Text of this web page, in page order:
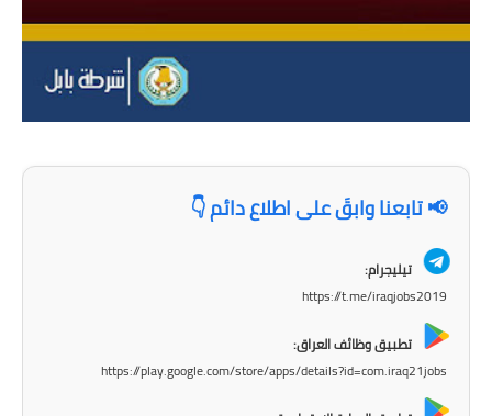
المرحلة الاعدادية
مرشحات
المرحلة الابتدائية
المرحلة الاعدادية
المرحلة المتوسطة
📢 تابعنا وابقَ على اطلاع دائم 👇
تيليجرام:
https://t.me/iraqjobs2019
تطبيق وظائف العراق:
https://play.google.com/store/apps/details?id=com.iraq21jobs